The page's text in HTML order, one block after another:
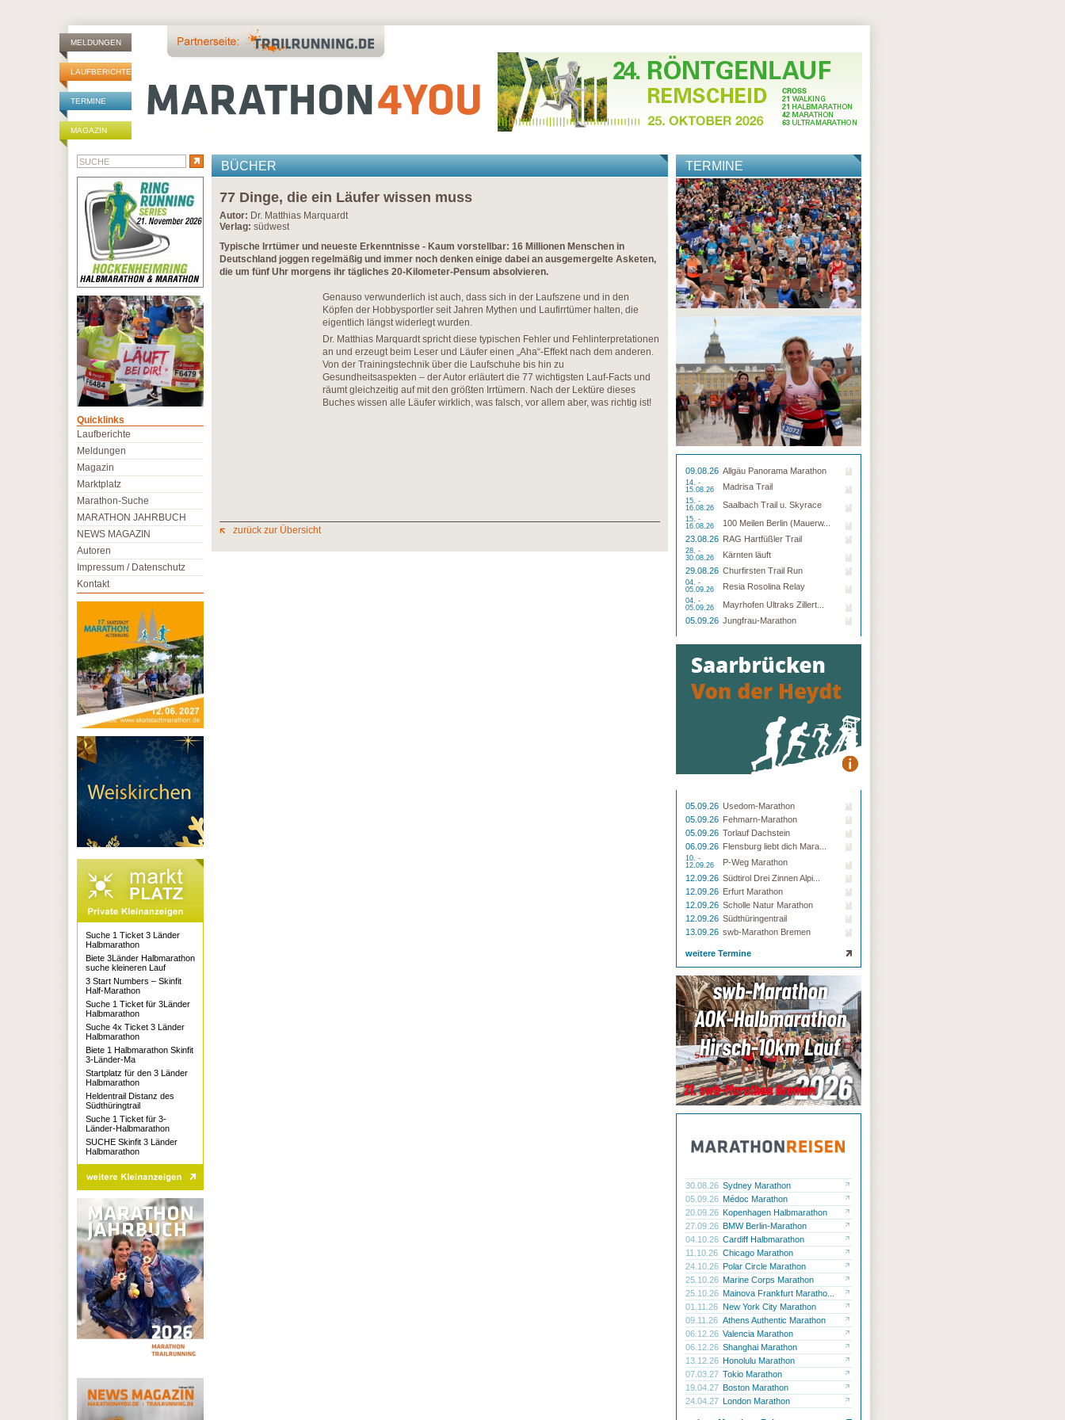
MELDUNGEN
LAUFBERICHTE
TERMINE
MAGAZIN
BÜCHER
77 Dinge, die ein Läufer wissen muss
Autor: Dr. Matthias Marquardt
Verlag: südwest
Typische Irrtümer und neueste Erkenntnisse - Kaum vorstellbar: 16 Millionen Menschen in
Deutschland joggen regelmäßig und immer noch denken einige dabei an ausgemergelte Asketen,
die um fünf Uhr morgens ihr tägliches 20-Kilometer-Pensum absolvieren.
Genauso verwunderlich ist auch, dass sich in der Laufszene und in den
Köpfen der Hobbysportler seit Jahren Mythen und Laufirrtümer halten, die
eigentlich längst widerlegt wurden.
Dr. Matthias Marquardt spricht diese typischen Fehler und Fehlinterpretationen
an und erzeugt beim Leser und Läufer einen „Aha“-Effekt nach dem anderen.
Von der Trainingstechnik über die Laufschuhe bis hin zu
Gesundheitsaspekten – der Autor erläutert die 77 wichtigsten Lauf-Facts und
räumt gleichzeitig auf mit den größten Irrtümern. Nach der Lektüre dieses
Buches wissen alle Läufer wirklich, was falsch, vor allem aber, was richtig ist!
zurück zur Übersicht
TERMINE
09.08.26 Allgäu Panorama Marathon
14. -
15.08.26
Madrisa Trail
15. -
16.08.26
Saalbach Trail u. Skyrace
15. -
16.08.26
100 Meilen Berlin (Mauerw...
23.08.26 RAG Hartfüßler Trail
28. -
30.08.26
Kärnten läuft
29.08.26 Churfirsten Trail Run
04. -
05.09.26
Resia Rosolina Relay
04. -
05.09.26
Mayrhofen Ultraks Zillert...
05.09.26 Jungfrau-Marathon
05.09.26 Usedom-Marathon
05.09.26 Fehmarn-Marathon
05.09.26 Torlauf Dachstein
06.09.26 Flensburg liebt dich Mara...
10. -
12.09.26
P-Weg Marathon
12.09.26 Südtirol Drei Zinnen Alpi...
12.09.26 Erfurt Marathon
12.09.26 Scholle Natur Marathon
12.09.26 Südthüringentrail
13.09.26 swb-Marathon Bremen
weitere Termine
30.08.26 Sydney Marathon
05.09.26 Médoc Marathon
20.09.26 Kopenhagen Halbmarathon
27.09.26 BMW Berlin-Marathon
04.10.26 Cardiff Halbmarathon
11.10.26 Chicago Marathon
24.10.26 Polar Circle Marathon
25.10.26 Marine Corps Marathon
25.10.26 Mainova Frankfurt Maratho...
01.11.26 New York City Marathon
09.11.26 Athens Authentic Marathon
06.12.26 Valencia Marathon
06.12.26 Shanghai Marathon
13.12.26 Honolulu Marathon
07.03.27 Tokio Marathon
19.04.27 Boston Marathon
24.04.27 London Marathon
Quicklinks
Laufberichte
Meldungen
Magazin
Marktplatz
Marathon-Suche
MARATHON JAHRBUCH
NEWS MAGAZIN
Autoren
Impressum / Datenschutz
Kontakt
Suche 1 Ticket 3 Länder
Halbmarathon
Biete 3Länder Halbmarathon
suche kleineren Lauf
3 Start Numbers – Skinfit
Half-Marathon
Suche 1 Ticket für 3Länder
Halbmarathon
Suche 4x Ticket 3 Länder
Halbmarathon
Biete 1 Halbmarathon Skinfit
3-Länder-Ma
Startplatz für den 3 Länder
Halbmarathon
Heldentrail Distanz des
Südthüringtrail
Suche 1 Ticket für 3-
Länder-Halbmarathon
SUCHE Skinfit 3 Länder
Halbmarathon